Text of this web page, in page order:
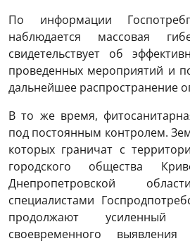
По информации
наблюдается массовая
свидетельствует об
проведенных мероприятий и
дальнейшее распространение
В то же время,
под постоянным контролем.
которых граничат с
городского общества
Днепропетровской
специалистами
продолжают усиленный
своевременного